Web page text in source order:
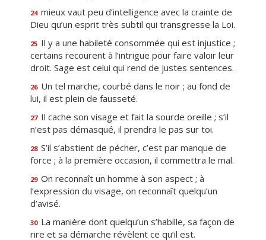
24 mieux vaut peu d’intelligence avec la crainte de
Dieu qu’un esprit très subtil qui transgresse la Loi.
25 Il y a une habileté consommée qui est injustice ;
certains recourent à l’intrigue pour faire valoir leur
droit. Sage est celui qui rend de justes sentences.
26 Un tel marche, courbé dans le noir ; au fond de
lui, il est plein de fausseté.
27 Il cache son visage et fait la sourde oreille ; s’il
n’est pas démasqué, il prendra le pas sur toi.
28 S’il s’abstient de pécher, c’est par manque de
force ; à la première occasion, il commettra le mal.
29 On reconnaît un homme à son aspect ; à
l’expression du visage, on reconnaît quelqu’un
d’avisé.
30 La manière dont quelqu’un s’habille, sa façon de
rire et sa démarche révèlent ce qu’il est.